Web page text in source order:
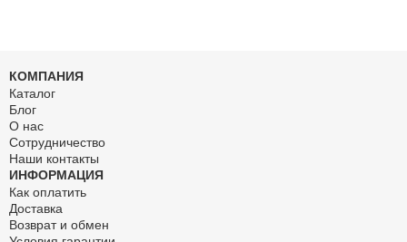
КОМПАНИЯ
Каталог
Блог
О нас
Сотрудничество
Наши контакты
ИНФОРМАЦИЯ
Как оплатить
Доставка
Возврат и обмен